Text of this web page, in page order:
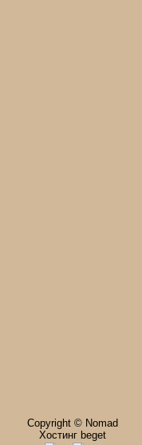
Copyright © Nomad
Хостинг beget